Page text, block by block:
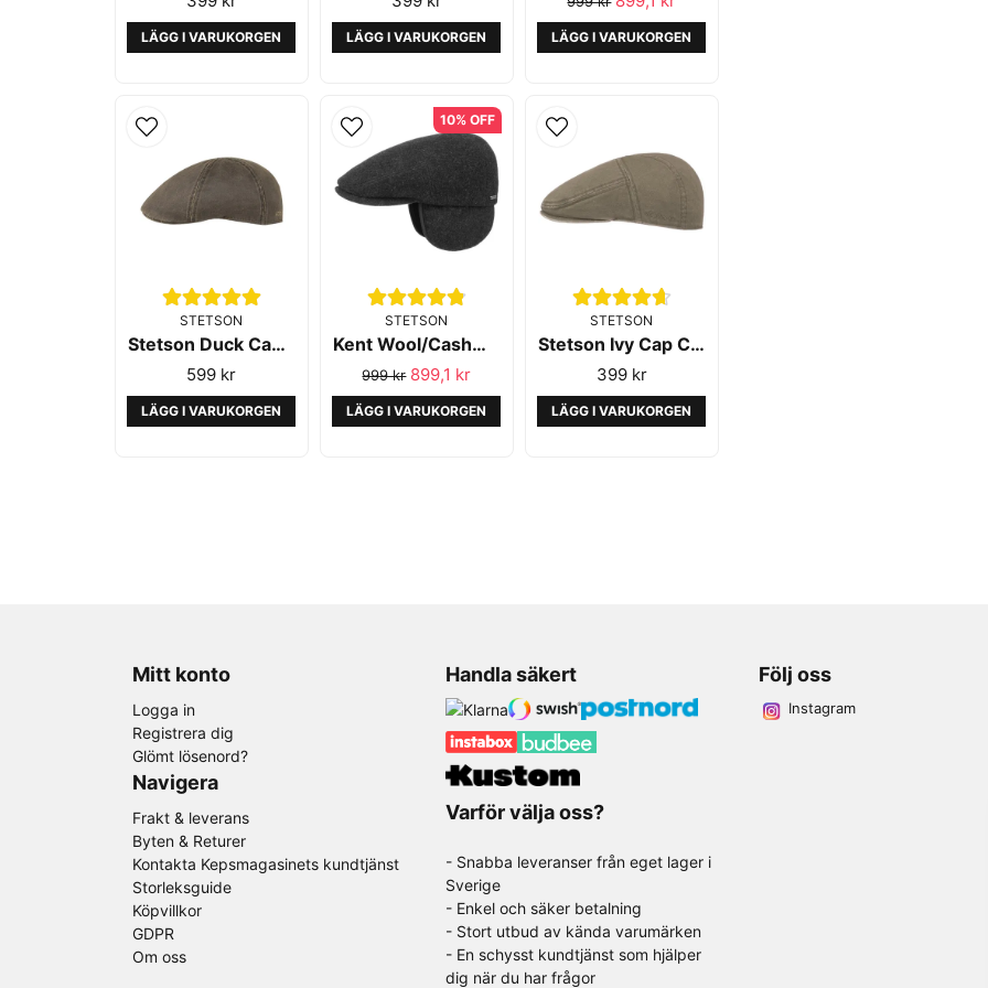
LÄGG I VARUKORGEN LÄGG I VARUKORGEN LÄGG I VARUKORGEN
STETSON
Stetson Duck Cap CO PES Brown
599 kr
LÄGG I VARUKORGEN
STETSON
Kent Wool/Cashmere EF Anthra Melange - Stetson
999 kr 899,1 kr
LÄGG I VARUKORGEN
10% OFF
STETSON
Stetson Ivy Cap Cotton Olive
399 kr
LÄGG I VARUKORGEN
Mitt konto
Logga in
Registrera dig
Glömt lösenord?
Navigera
Frakt & leverans
Byten & Returer
Kontakta Kepsmagasinets kundtjänst
Storleksguide
Köpvillkor
GDPR
Om oss
Handla säkert
Varför välja oss?
- Snabba leveranser från eget lager i
Sverige
- Enkel och säker betalning
- Stort utbud av kända varumärken
- En schysst kundtjänst som hjälper
dig när du har frågor
Följ oss
Instagram